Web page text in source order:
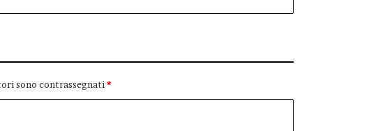
sono contrassegnati*